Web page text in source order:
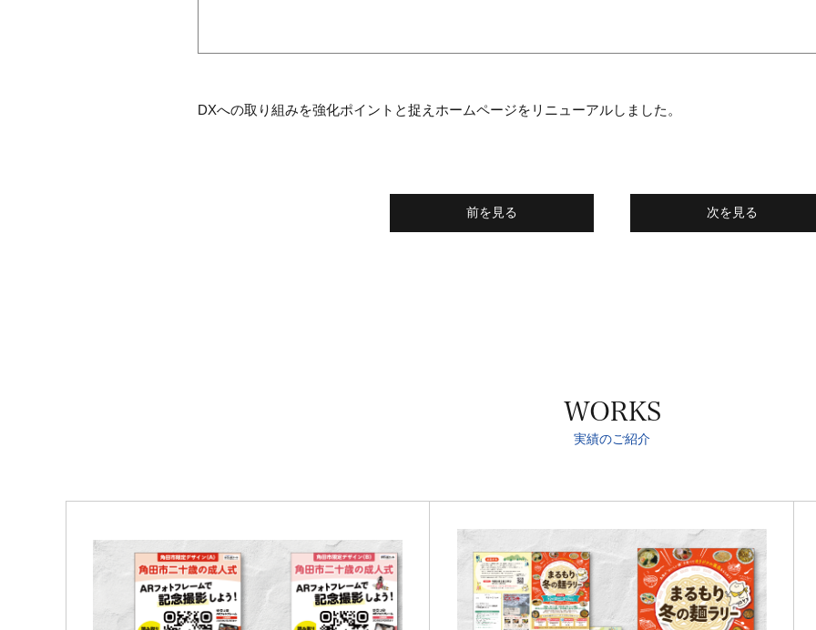
DXへの取り組みを強化ポイントと捉えホームページをリニューアルしました。
前を見る 次を見る
WORKS
実績のご紹介